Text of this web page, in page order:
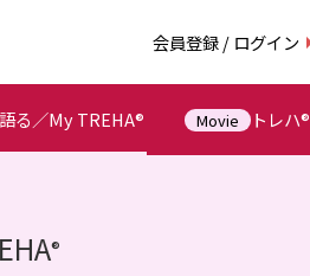
会員登録 / ログイン
る／My TREHA® Movie トレハ®
®